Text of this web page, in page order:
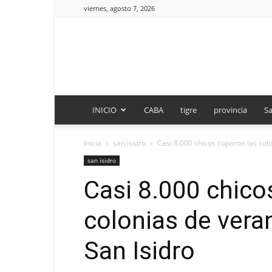
viernes, agosto 7, 2026
INICIO CABA tigre provincia
Inicio san isidro Casi 8.000 chicos coparon las
san isidro
Casi 8.000
colonias de
San Isidro